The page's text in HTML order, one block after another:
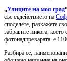
„Улиците на моя град
със съдействието на
споделете, разкажете
забравите никога,
фотонадпреварата е
Разбира се,